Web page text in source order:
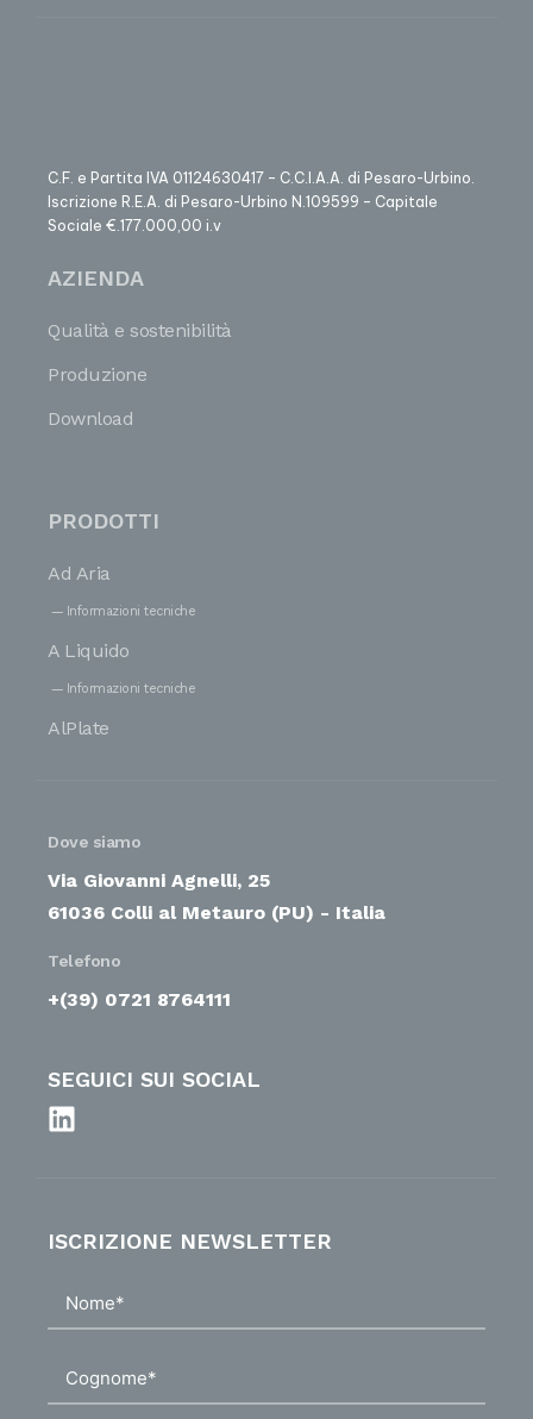
C.F. e Partita IVA 01124630417 – C.C.I.A.A. di Pesaro-Urbino.
Iscrizione R.E.A. di Pesaro-Urbino N.109599 – Capitale
Sociale €.177.000,00 i.v
AZIENDA
Qualità e sostenibilità
Produzione
Download
PRODOTTI
Ad Aria
Informazioni tecniche
A Liquido
Informazioni tecniche
AlPlate
Dove siamo
Via Giovanni Agnelli, 25
61036 Colli al Metauro (PU) - Italia
Telefono
+(39) 0721 8764111
SEGUICI SUI SOCIAL
ISCRIZIONE NEWSLETTER